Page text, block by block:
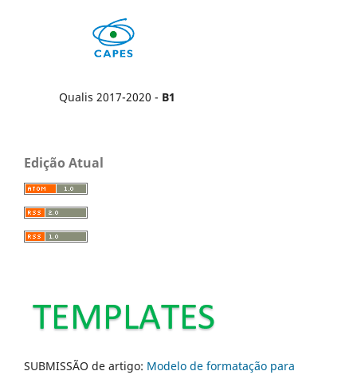
Qualis 2017-2020 - B1
Edição Atual
SUBMISSÃO de artigo: Modelo de formatação para